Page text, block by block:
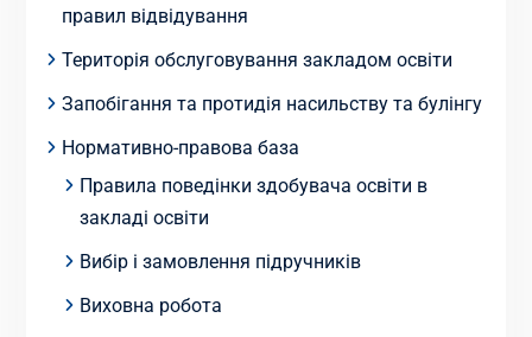
правил відвідування
Територія обслуговування закладом освіти
Запобігання та протидія насильству та булінгу
Нормативно-правова база
Правила поведінки здобувача освіти в
закладі освіти
Вибір і замовлення підручників
Виховна робота